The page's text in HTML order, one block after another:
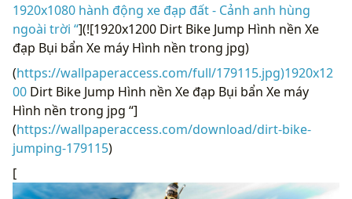
1920x1080 hành động xe đạp đất - Cảnh anh hùng
ngoài trời “](![1920x1200 Dirt Bike Jump Hình nền Xe
đạp Bụi bẩn Xe máy Hình nền trong jpg)
(https://wallpaperaccess.com/full/179115.jpg)1920x12
00 Dirt Bike Jump Hình nền Xe đạp Bụi bẩn Xe máy
Hình nền trong jpg “]
(https://wallpaperaccess.com/download/dirt-bike-
jumping-179115)
[